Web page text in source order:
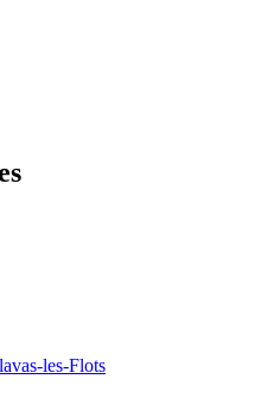
les-Flots